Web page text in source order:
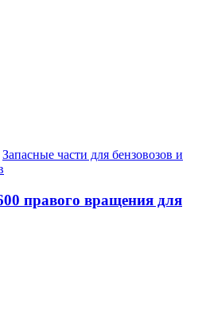
Запасные части для бензовозов и
правого вращения для